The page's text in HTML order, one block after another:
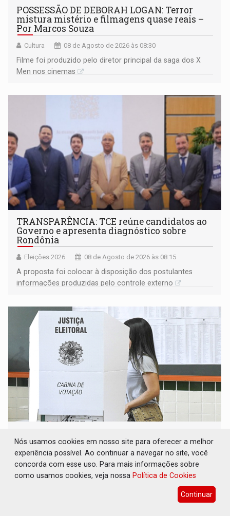
POSSESSÃO DE DEBORAH LOGAN: Terror
mistura mistério e filmagens quase reais –
Por Marcos Souza
Cultura 08 de Agosto de 2026 às 08:30
Filme foi produzido pelo diretor principal da saga dos X
Men nos cinemas
TRANSPARÊNCIA: TCE reúne candidatos ao
Governo e apresenta diagnóstico sobre
Rondônia
Eleições 2026 08 de Agosto de 2026 às 08:15
A proposta foi colocar à disposição dos postulantes
informações produzidas pelo controle externo
representam 52% do eleitorado de Rondônia
em 2026
Eleições 2026 08 de Agosto de 2026 às 08:00
Nós usamos cookies em nosso site para oferecer a melhor
experiência possível. Ao continuar a navegar no site, você
concorda com esse uso. Para mais informações sobre
como usamos cookies, veja nossa Política de Cookies
Continuar